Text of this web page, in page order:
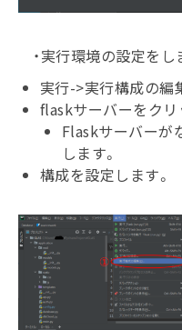
・実行環境の設定をし
実行->実行構成の編
flaskサーバーをクリ
Flaskサーバーが
します。
構成を設定します。